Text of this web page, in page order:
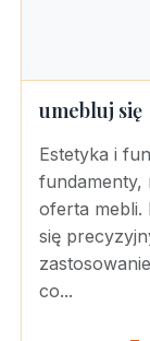
umebluj się
Estetyka i
fundamenty,
oferta mebli.
się
co...